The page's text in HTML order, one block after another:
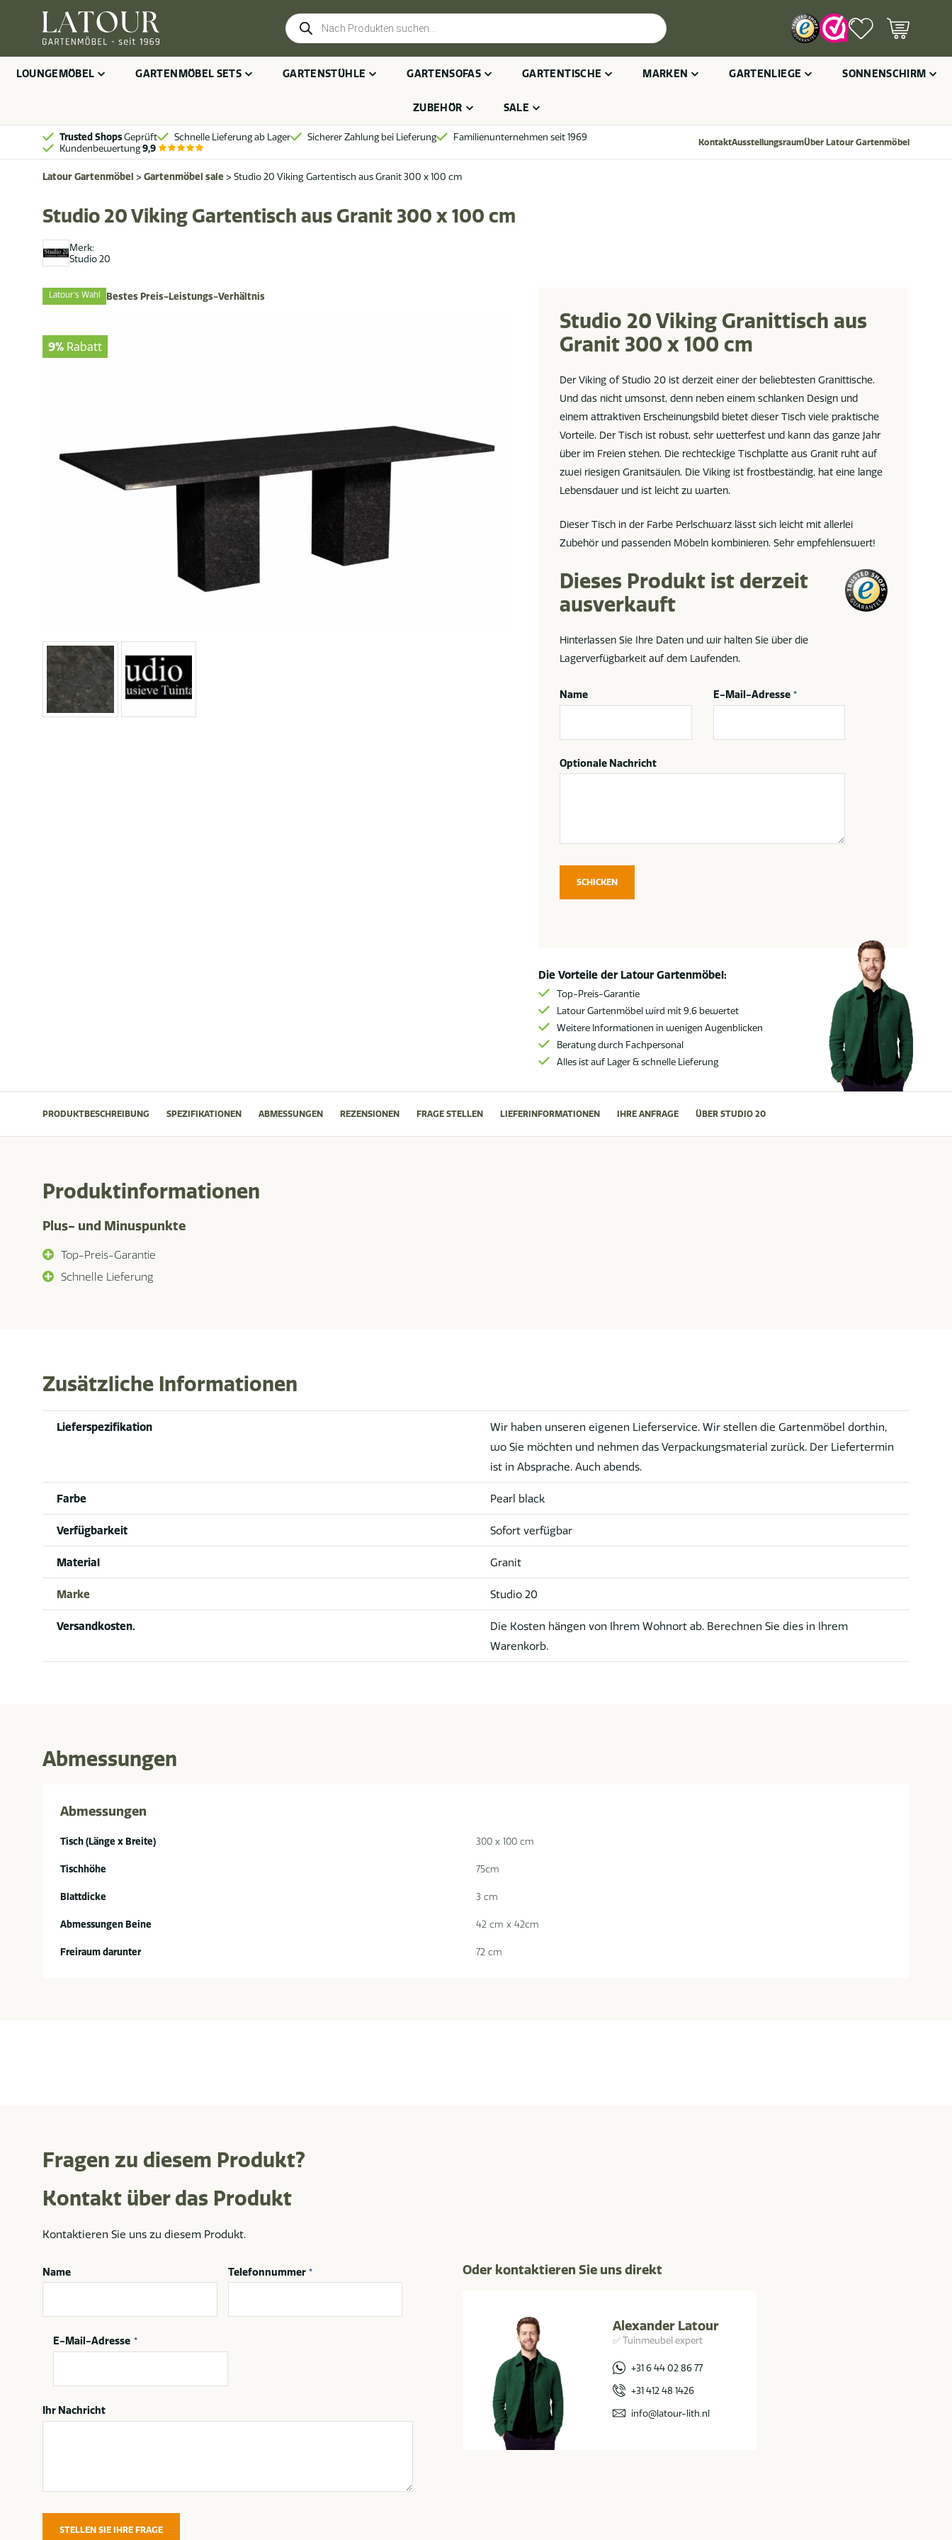
Products
search
LOUNGEMÖBEL GARTENMÖBEL SETS GARTENSTÜHLE GARTENSOFAS GARTENTISCHE MARKEN GARTENLIEGE SONNENSCHIRM
ZUBEHÖR SALE
Trusted ShopsGeprüft Schnelle Lieferung ab Lager Sicherer Zahlung bei Lieferung
Familienunternehmen seit 1969
Kundenbewertung9,9 KontaktAusstellungsraumÜber Latour Gartenmöbel
Latour Gartenmöbel > Gartenmöbel sale> Studio 20 Viking Gartentisch aus Granit 300 x 100 cm
Merk:
Studio 20
Studio 20 Viking Gartentisch aus Granit 300 x 100 cm
Latour's Wahl Bestes Preis-Leistungs-Verhältnis
9% Rabatt
Studio 20 Viking Granittisch aus
Granit 300 x 100 cm
Der Viking of Studio 20 ist derzeit einer der beliebtesten Granittische.
Und das nicht umsonst, denn neben einem schlanken Design und
einem attraktiven Erscheinungsbild bietet dieser Tisch viele praktische
Vorteile. Der Tisch ist robust, sehr wetterfest und kann das ganze Jahr
über im Freien stehen. Die rechteckige Tischplatte aus Granit ruht auf
zwei riesigen Granitsäulen. Die Viking ist frostbeständig, hat eine lange
Lebensdauer und ist leicht zu warten.
Dieser Tisch in der Farbe Perlschwarz lässt sich leicht mit allerlei
Zubehör und passenden Möbeln kombinieren. Sehr empfehlenswert!
Dieses Produkt ist derzeit
ausverkauft
Hinterlassen Sie Ihre Daten und wir halten Sie über die
Lagerverfügbarkeit auf dem Laufenden.
Name E-Mail-Adresse *
Optionale Nachricht
SCHICKEN
Die Vorteile der Latour Gartenmöbel:
Top-Preis-Garantie
Latour Gartenmöbel wird mit 9,6 bewertet
Weitere Informationen in wenigen Augenblicken
Beratung durch Fachpersonal
Alles ist auf Lager & schnelle Lieferung
PRODUKTBESCHREIBUNG SPEZIFIKATIONEN ABMESSUNGEN REZENSIONEN FRAGE STELLEN LIEFERINFORMATIONEN IHRE ANFRAGE ÜBER STUDIO 20
Produktinformationen
Plus- und Minuspunkte
Top-Preis-Garantie
Schnelle Lieferung
Zusätzliche Informationen
Lieferspezifikation
Wir haben unseren eigenen Lieferservice. Wir stellen die Gartenmöbel dorthin,
wo Sie möchten und nehmen das Verpackungsmaterial zurück. Der Liefertermin
ist in Absprache. Auch abends.
Farbe Pearl black
Verfügbarkeit Sofort verfügbar
Material Granit
Marke Studio 20
Versandkosten.
Die Kosten hängen von Ihrem Wohnort ab. Berechnen Sie dies in Ihrem
Warenkorb.
Abmessungen
Abmessungen
Tisch (Länge x Breite) 300 x 100 cm
Tischhöhe 75cm
Blattdicke 3 cm
Abmessungen Beine 42 cm x 42cm
Freiraum darunter 72 cm
Fragen zu diesem Produkt?
Kontakt über das Produkt
Kontaktieren Sie uns zu diesem Produkt.
Name Telefonnummer *
E-Mail-Adresse *
Ihr Nachricht
STELLEN SIE IHRE FRAGE
Oder kontaktieren Sie uns direkt
Alexander Latour
✅ Tuinmeubel expert
+31 6 44 02 86 77
+31 412 48 1426
info@latour-lith.nl